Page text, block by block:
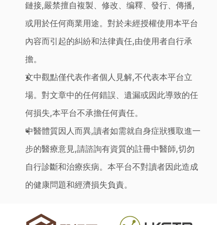
鏈接,嚴禁擅自複製、修改、编釋、發行、傳播,
或用於任何商業用途。對於未經授權使用本平台
內容而引起的糾紛和法律責任,由使用者自行承
擔。
文中觀點僅代表作者個人見解,不代表本平台立
場。對文章中的任何錯誤、遺漏或因此導致的任
何損失,本平台不承擔任何責任。
中醫體質因人而異,讀者如需就自身症狀獲取進一
步的醫療意見,請諮詢有資質的註冊中醫師,切勿
自行診斷和治療疾病。本平台不對讀者因此造成
的健康問題和經濟損失負責。